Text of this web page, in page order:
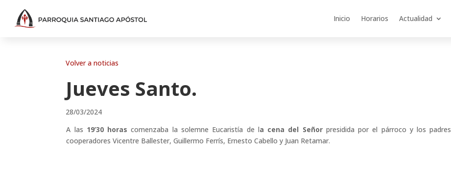
Inicio Horarios Actualidad
Volver a noticias
Jueves Santo.
28/03/2024
A las 19’30 horas comenzaba la solemne Eucaristía de la cena del Señorpresidida por el párroco y los padres
cooperadores Vicentre Ballester, Guillermo Ferrís, Ernesto Cabello y Juan Retamar.